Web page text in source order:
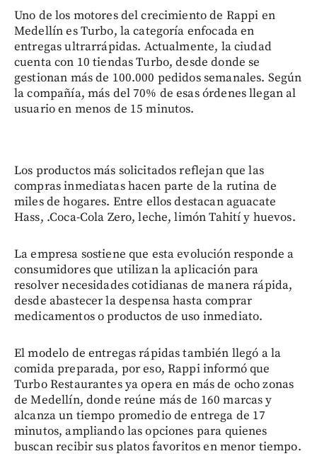
Uno de los motores del crecimiento de Rappi en
Medellín es Turbo, la categoría enfocada en
entregas ultrarrápidas. Actualmente, la ciudad
cuenta con 10 tiendas Turbo, desde donde se
gestionan más de 100.000 pedidos semanales. Según
la compañía, más del 70% de esas órdenes llegan al
usuario en menos de 15 minutos.
Los productos más solicitados reflejan que las
compras inmediatas hacen parte de la rutina de
miles de hogares. Entre ellos destacan aguacate
Hass, .Coca-Cola Zero, leche, limón Tahití y huevos.
La empresa sostiene que esta evolución responde a
consumidores que utilizan la aplicación para
resolver necesidades cotidianas de manera rápida,
desde abastecer la despensa hasta comprar
medicamentos o productos de uso inmediato.
El modelo de entregas rápidas también llegó a la
comida preparada, por eso, Rappi informó que
Turbo Restaurantes ya opera en más de ocho zonas
de Medellín, donde reúne más de 160 marcas y
alcanza un tiempo promedio de entrega de 17
minutos, ampliando las opciones para quienes
buscan recibir sus platos favoritos en menor tiempo.